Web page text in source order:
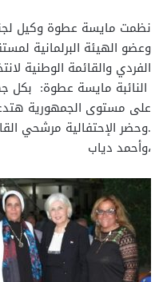
نظمت مايسة عطوة وكيل
وعضو الهيئة البرلمانية
النائبة مايسة عطوة:
على مستوى الجمهورية
.وحضر الإحتفالية مرشحي
،وأحمد دياب